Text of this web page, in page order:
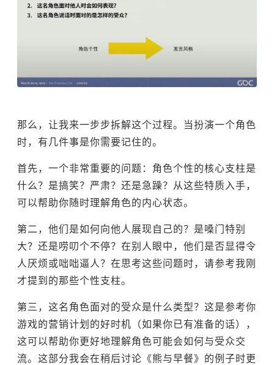
那么，让我来一步步拆解这个过程。当扮演一个角色
时，有几件事是你需要记住的。
首先，一个非常重要的问题：角色个性的核心支柱是
什么？是搞笑？严肃？还是急躁？从这些特质入手，
可以帮助你随时理解角色的内心状态。
第二，他们是如何向他人展现自己的？是嗓门特别
大？还是唠叨个不停？在别人眼中，他们是否显得令
人厌烦或咄咄逼人？在思考这些问题时，请参考我刚
才提到的那些个性支柱。
第三，这名角色面对的受众是什么类型？这是参考你
游戏的营销计划的好时机（如果你已有准备的话），
这可以帮助你更好地理解角色可能会如何与受众交
流。这部分我会在稍后讨论《熊与早餐》的例子时更